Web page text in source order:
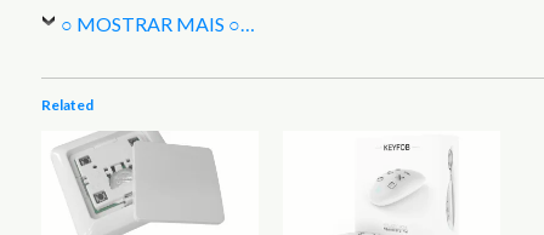
○ MOSTRAR MAIS ○…
Related